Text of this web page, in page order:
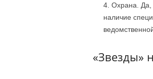
Охрана. Да,
наличие
«Звезды»